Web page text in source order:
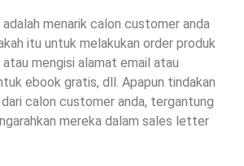
menarik calon customer anda
itu untuk melakukan order produk
mengisi alamat email atau
ebook gratis, dll. Apapun tindakan
dari calon customer anda, tergantung
mereka dalam sales letter